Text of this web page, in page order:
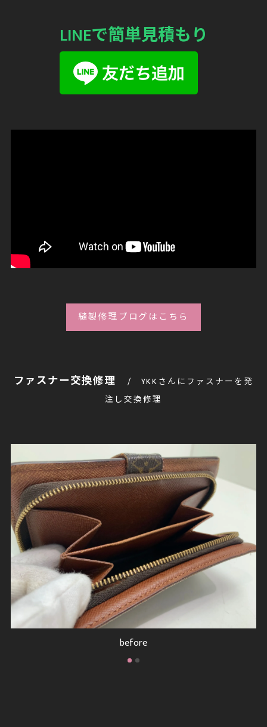
LINEで簡単見積もり
縫製修理ブログはこちら
ファスナー交換修理
YKKさんにファスナーを発
注し交換修理
before